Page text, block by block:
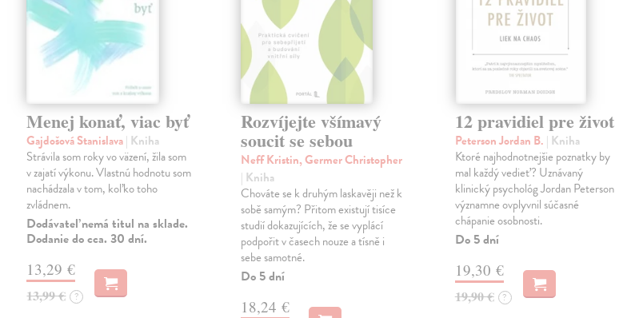
Menej konať, viac byť
Gajdošová Stanislava| Kniha
Strávila som roky vo väzení, žila som
v zajatí výkonu. Vlastnú hodnotu som
nachádzala v tom, koľko toho
zvládnem.
Dodávateľ nemá titul na sklade.
Dodanie do cca. 30 dní.
13,29 €
13,99 € ?
Rozvíjejte všímavý
soucit se sebou
Neff Kristin, Germer Christopher
| Kniha
Chováte se k druhým laskavěji než k
sobě samým? Přitom existují tisíce
studií dokazujících, že se vyplácí
podpořit v časech nouze a tísně i
sebe samotné.
Do 5 dní
18,24 €
12 pravidiel pre život
Peterson Jordan B. | Kniha
Ktoré najhodnotnejšie poznatky by
mal každý vedieť? Uznávaný
klinický psychológ Jordan Peterson
významne ovplyvnil súčasné
chápanie osobnosti.
Do 5 dní
19,30 €
19,90 € ?